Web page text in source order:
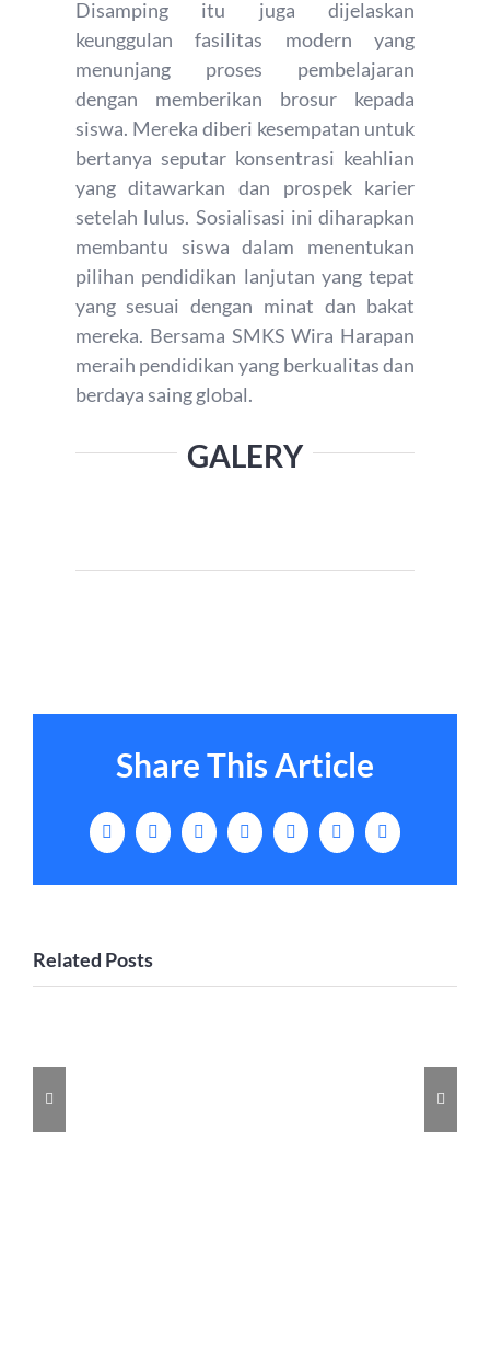
Disamping itu juga dijelaskan
keunggulan fasilitas modern yang
menunjang proses pembelajaran
dengan memberikan brosur kepada
siswa. Mereka diberi kesempatan untuk
bertanya seputar konsentrasi keahlian
yang ditawarkan dan prospek karier
setelah lulus. Sosialisasi ini diharapkan
membantu siswa dalam menentukan
pilihan pendidikan lanjutan yang tepat
yang sesuai dengan minat dan bakat
mereka. Bersama SMKS Wira Harapan
meraih pendidikan yang berkualitas dan
berdaya saing global.
GALERY
Share This Article
Facebook
X LinkedInTumblrPinterestVk Email
Related Posts